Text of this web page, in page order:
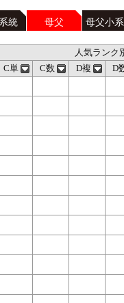
統 母父 母父小
人気ランク
C単 C数 D複 D